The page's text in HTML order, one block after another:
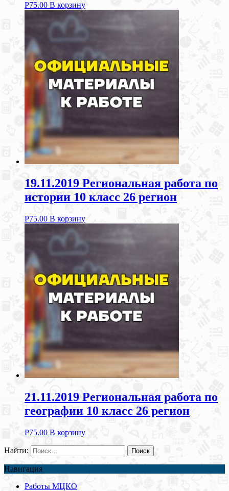
Р75.00 В корзину
19.11.2019 Региональная работа по
истории 10 класс 26 регион
Р75.00 В корзину
21.11.2019 Региональная работа по
географии 10 класс 26 регион
Р75.00 В корзину
Найти:
Навигация
Работы МЦКО